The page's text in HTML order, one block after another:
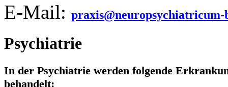
E-Mail:
Psychiatrie
In der Psychiatrie werden folgende
behandelt: